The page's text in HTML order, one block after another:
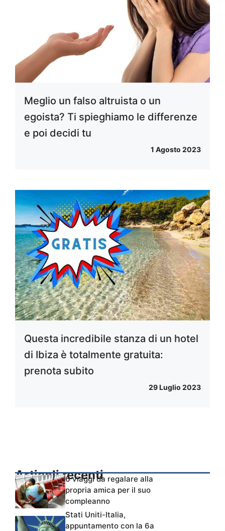
Meglio un falso altruista o un
egoista? Ti spieghiamo le differenze
e poi decidi tu
1 Agosto 2023
Questa incredibile stanza di un hotel
di Ibiza è totalmente gratuita:
prenota subito
29 Luglio 2023
Articoli recenti6 viaggi da regalare alla
propria amica per il suo
compleanno
Stati Uniti-Italia,
appuntamento con la 6a